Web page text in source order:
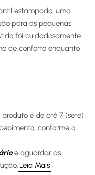
estampado, uma
para as pequenas
foi cuidadosamente
de conforto enquanto
é de até 7 (sete)
conforme o
e aguardar as
Leia Mais